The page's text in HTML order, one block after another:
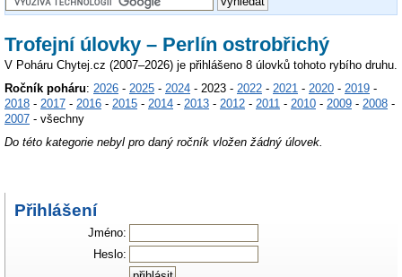
Trofejní úlovky – Perlín ostrobřichý
V Poháru Chytej.cz (2007–2026) je přihlášeno 8 úlovků tohoto rybího druhu.
Ročník poháru: 2026 - 2025 - 2024 - 2023 - 2022 - 2021 - 2020 - 2019 -
2018 - 2017 - 2016 - 2015 - 2014 - 2013 - 2012 - 2011 - 2010 - 2009 - 2008 -
2007 - všechny
Do této kategorie nebyl pro daný ročník vložen žádný úlovek.
Přihlášení
Jméno:
Heslo: